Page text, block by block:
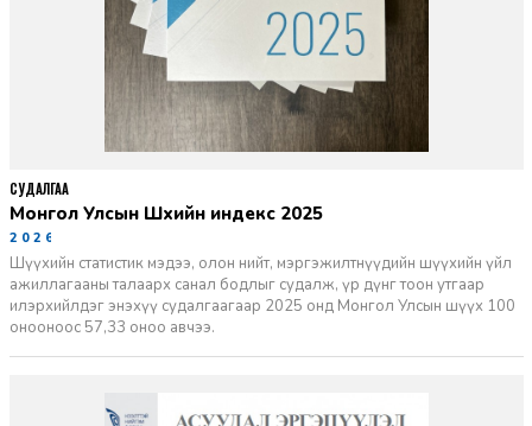
Монгол Улсын Шүүхийн индекс 2025
2026-06-11
Шүүхийн статистик мэдээ, олон нийт, мэргэжилтнүүдийн шүүхийн үйл
ажиллагааны талаарх санал бодлыг судалж, үр дүнг тоон утгаар
илэрхийлдэг энэхүү судалгаагаар 2025 онд Монгол Улсын шүүх 100
онооноос 57,33 оноо авчээ.
СУДАЛГАА